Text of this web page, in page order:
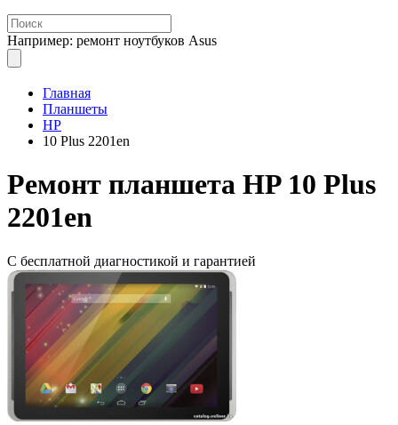
Например: ремонт ноутбуков Asus
Главная
Планшеты
HP
10 Plus 2201en
Ремонт планшета HP 10 Plus
2201en
С бесплатной диагностикой и гарантией